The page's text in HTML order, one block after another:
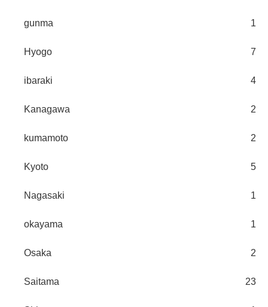
gunma 1
Hyogo 7
ibaraki 4
Kanagawa 2
kumamoto 2
Kyoto 5
Nagasaki 1
okayama 1
Osaka 2
Saitama 23